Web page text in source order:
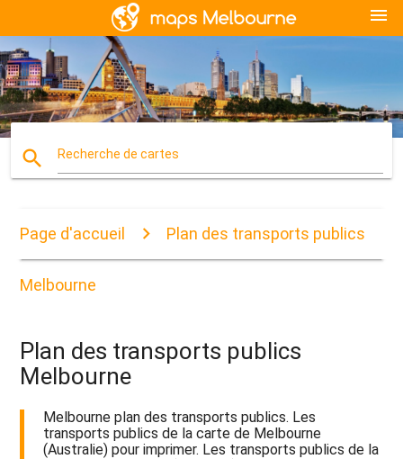
menu
search Recherche de cartes
Page d'accueil Plan des transports publics
Melbourne
Plan des transports publics
Melbourne
Melbourne plan des transports publics. Les
transports publics de la carte de Melbourne
(Australie) pour imprimer. Les transports publics de la